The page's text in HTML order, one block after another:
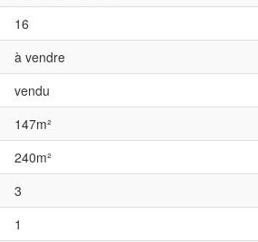
16
à vendre
vendu
147m²
240m²
3
1